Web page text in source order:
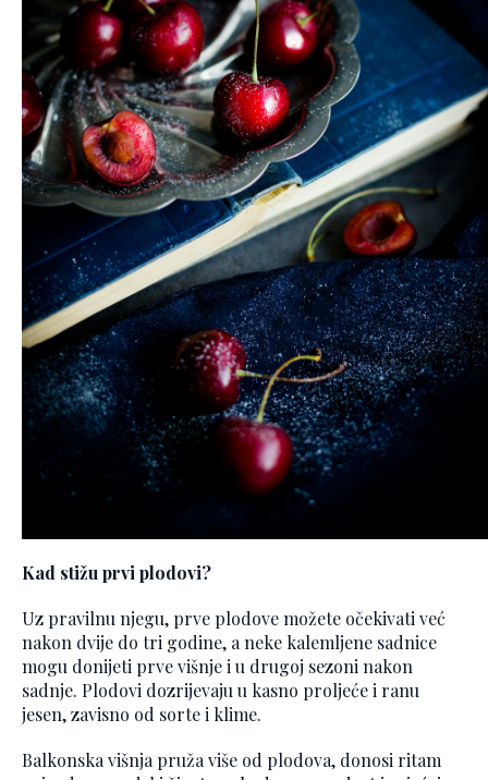
Kad stižu prvi plodovi?
Uz pravilnu njegu, prve plodove možete očekivati već
nakon dvije do tri godine, a neke kalemljene sadnice
mogu donijeti prve višnje i u drugoj sezoni nakon
sadnje. Plodovi dozrijevaju u kasno proljeće i ranu
jesen, zavisno od sorte i klime.
Balkonska višnja pruža više od plodova, donosi ritam